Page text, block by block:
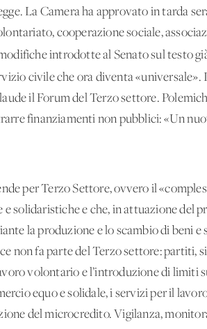
La Camera ha approvato in tarda
cooperazione sociale,
introdotte al Senato sul testo
civile che ora diventa
il Forum del Terzo settore.
finanziamenti non pubblici: «Un
per Terzo Settore, ovvero il
solidaristiche e che, in attuazione del
la produzione e lo scambio di beni
non fa parte del Terzo settore: partiti,
volontario e l’introduzione di limiti
equo e solidale, i servizi per il
del microcredito. Vigilanza,